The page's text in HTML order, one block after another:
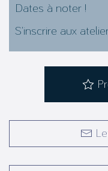
Dates à noter !
S’inscrire aux